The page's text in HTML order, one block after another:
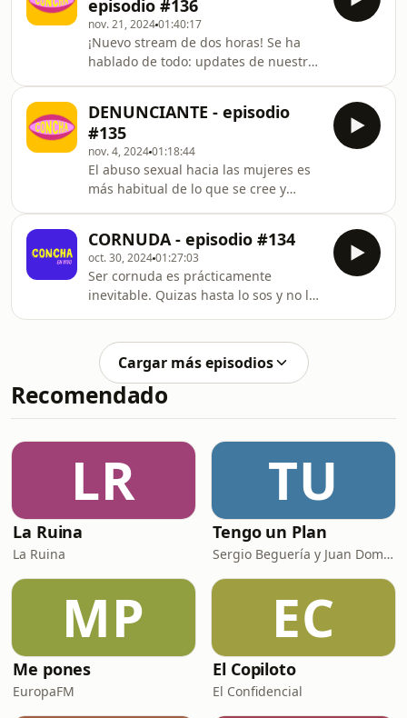
debatimos sobre una nue
episodio #136
nov. 21, 202401:40:17
¡Nuevo stream de dos horas! Se ha
hablado de todo: updates de nuestras
cuidar tu casita, celibato y todo eso
que nos gusta. Un random con aroma
a jazmín primaveral. Miralo en
youtube.cpm/conchapodcast para
más placer ✨ - CONCHA somos: 🟡
Jimena Outeiro @oujima 🟡 Dalia F.
Walker @ladalia 🟡 Laura Passalacqua
@laupassa www.concha.com.ar
DENUNCIANTE - episodio
#135
nov. 4, 202401:18:44
El abuso sexual hacia las mujeres es
más habitual de lo que se cree y
“Prima Facie”, protagonizada por
Julieta Zylberberg y dirigida por
Andrea Garrote, que trata sobre una
abogada que defiende abusadores
para luego ser víctima de abuso, nos
animamos a adentrarnos en un tema
que teníamos ganas de abordar hace
mucho. Invitamos
CORNUDA - episodio #134
oct. 30, 202401:27:03
Ser cornuda es prácticamente
inevitable. Quizas hasta lo sos y no lo
engañadas? ¿Hay algo que podemos
hacer para evitarlo? ¿Nos damos
cuenta a tiempo y nos hacemos las
boludas? Como superar un engaño,
aprender de las heridas es lo que
discutimos en este episodio
registrado en vivo para vos. Psicóloga
audios:
Cargar más episodios
Recomendado
LR
La Ruina
La Ruina
TU
Tengo un Plan
Sergio Beguería y Juan Domínguez
MP
Me pones
EuropaFM
EC
El Copiloto
El Confidencial